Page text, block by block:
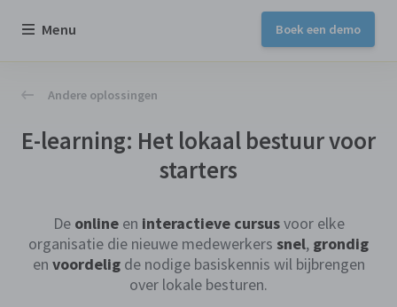
Menu Boek een demo
Andere oplossingen
E-learning: Het lokaal bestuur voor
starters
De onlineen interactieve cursusvoor elke
organisatie die nieuwe medewerkers snel, grondig
en voordeligde nodige basiskennis wil bijbrengen
over lokale besturen.